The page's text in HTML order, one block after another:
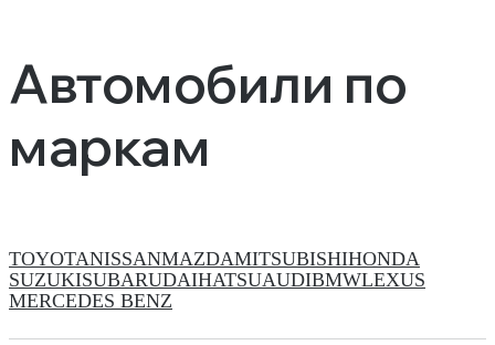
Автомобили по
маркам
TOYOTANISSANMAZDAMITSUBISHIHONDA
SUZUKISUBARUDAIHATSUAUDIBMWLEXUS
MERCEDES BENZ